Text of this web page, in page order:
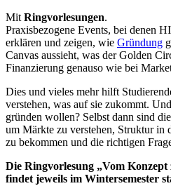
Mit Ringvorlesungen.
Praxisbezogene Events, bei denen
erklären und zeigen, wie Gründung
Canvas aussieht, was der Golden
Finanzierung genauso wie bei
Dies und vieles mehr hilft
verstehen, was auf sie zukommt.
gründen wollen? Selbst dann sind
um Märkte zu verstehen, Struktur in
zu bekommen und die richtigen
Die Ringvorlesung „Vom Konzept
findet jeweils im Wintersemester